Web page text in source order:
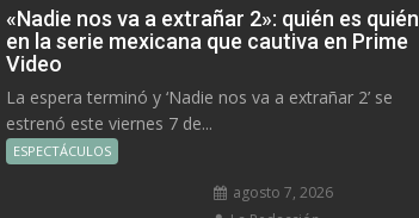
«Nadie nos va a extrañar 2»: quién es quién
en la serie mexicana que cautiva en Prime
Video
La espera terminó y ‘Nadie nos va a extrañar 2’ se
estrenó este viernes 7 de...
ESPECTÁCULOS
agosto 7, 2026